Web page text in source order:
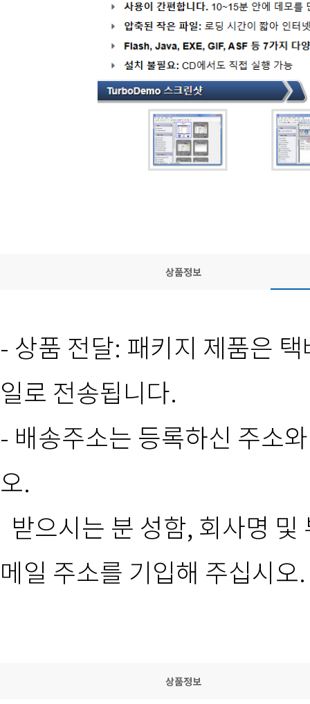
상품정보
- 상품 전달: 패키지 제품은
일로 전송됩니다.
- 배송주소는 등록하신 주소
오.
받으시는 분 성함, 회사명
메일 주소를 기입해 주십시오.
상품정보